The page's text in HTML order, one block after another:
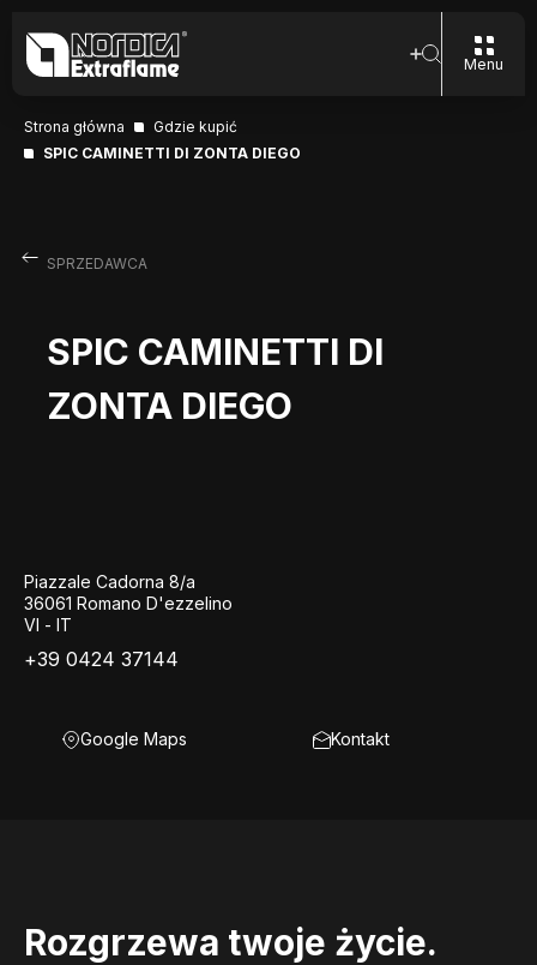
Menu
Strona główna
Gdzie kupić
SPIC CAMINETTI DI ZONTA DIEGO
SPRZEDAWCA
SPIC CAMINETTI DI
ZONTA DIEGO
Piazzale Cadorna 8/a
36061 Romano D'ezzelino
VI - IT
+39 0424 37144
Google Maps Kontakt
Rozgrzewa twoje życie.